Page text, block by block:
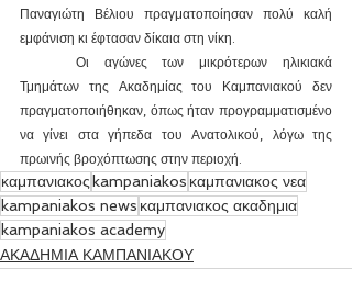
Παναγιώτη Βέλιου πραγματοποίησαν πολύ καλή
εμφάνιση κι έφτασαν δίκαια στη νίκη.
Τμημάτων της Ακαδημίας του Καμπανιακού δεν
πραγματοποιήθηκαν, όπως ήταν προγραμματισμένο
να γίνει στα γήπεδα του Ανατολικού, λόγω της
πρωινής βροχόπτωσης στην περιοχή.
καμπανιακος kampaniakos καμπανιακος νεα
kampaniakos news καμπανιακος ακαδημια
kampaniakos academy
ΑΚΑΔΗΜΙΑ ΚΑΜΠΑΝΙΑΚΟΥ